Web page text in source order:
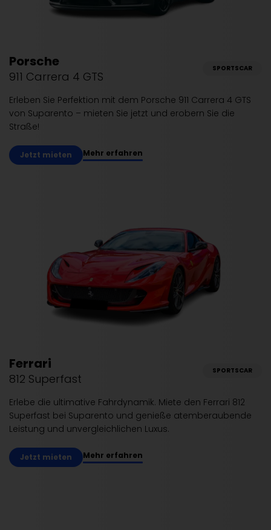
Porsche
911 Carrera 4 GTS
SPORTSCAR
Erleben Sie Perfektion mit dem Porsche 911 Carrera 4 GTS
von Suparento – mieten Sie jetzt und erobern Sie die
Straße!
Jetzt mieten Mehr erfahren
Ferrari
812 Superfast
SPORTSCAR
Erlebe die ultimative Fahrdynamik. Miete den Ferrari 812
Superfast bei Suparento und genieße atemberaubende
Leistung und unvergleichlichen Luxus.
Jetzt mieten Mehr erfahren